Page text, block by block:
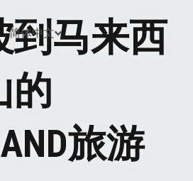
简体中文
到马来西
的
旅游